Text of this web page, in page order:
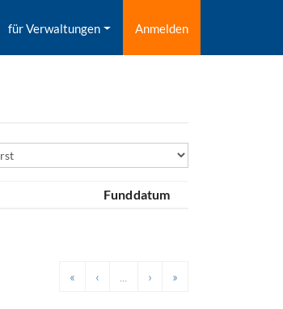
für Verwaltungen Anmelden
Funddatum
« ‹ ... › »